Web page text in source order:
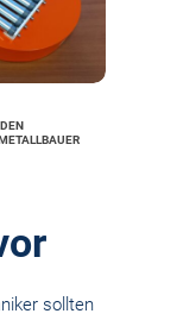
sollten